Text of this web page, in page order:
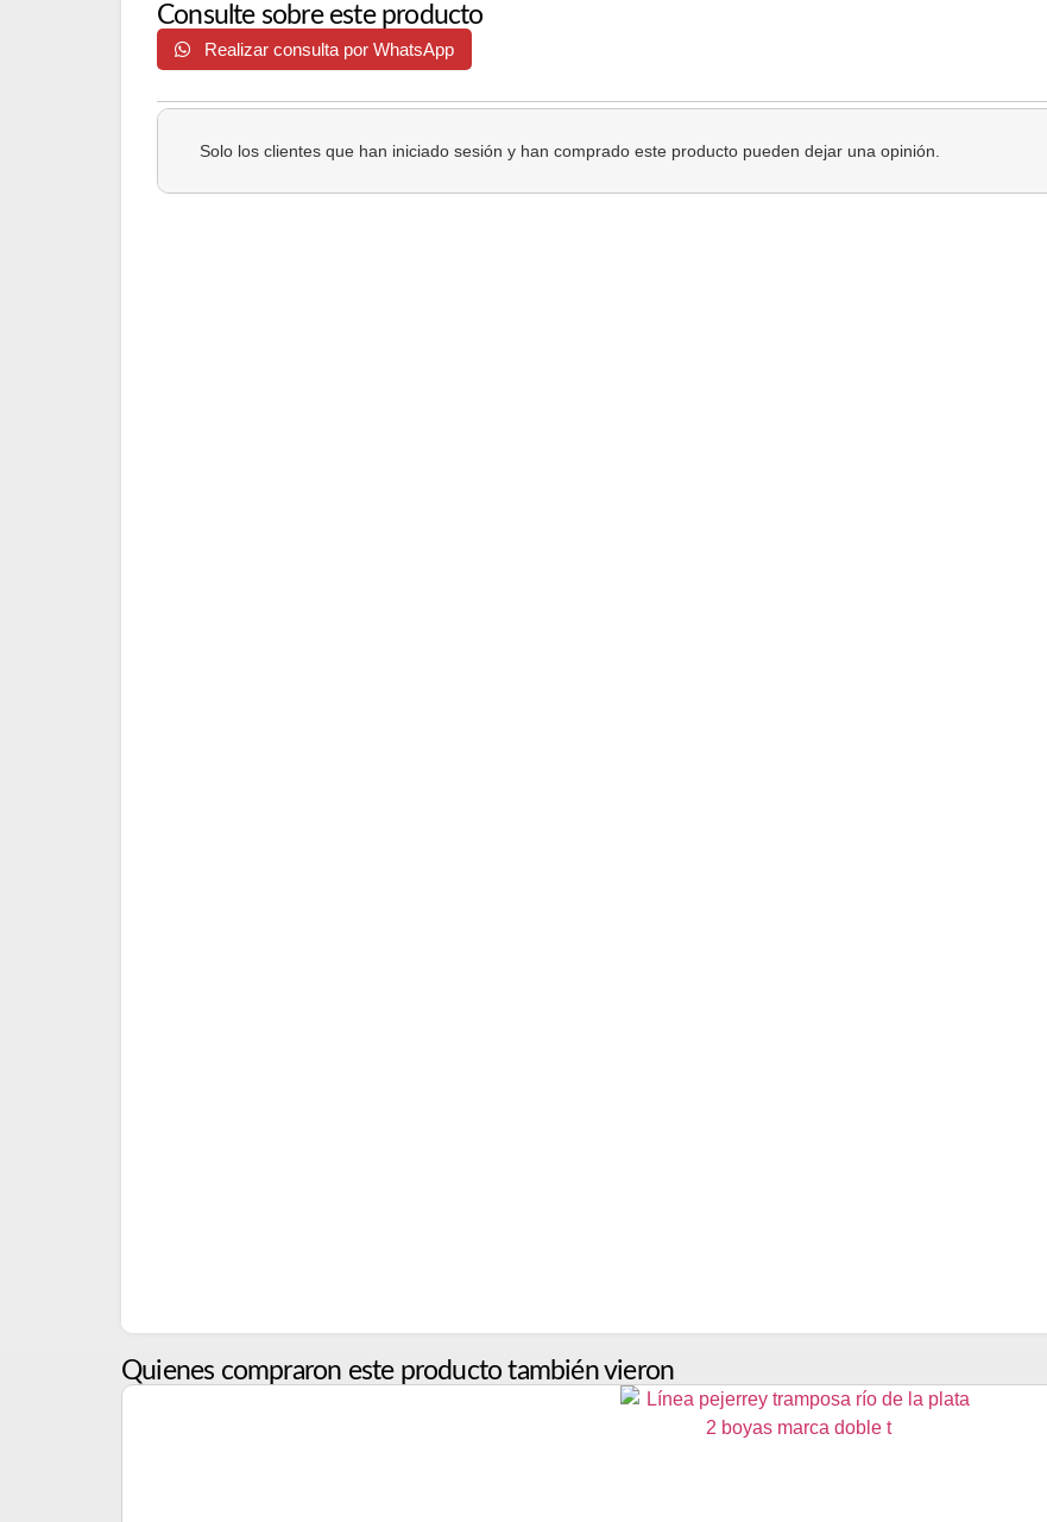
Consulte sobre este producto
Realizar consulta por WhatsApp
Solo los clientes que han iniciado sesión y han comprado este producto pueden dejar una opinión.
Quienes compraron este producto también vieron